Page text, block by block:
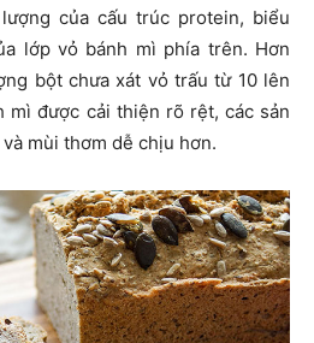
của cấu trúc protein, biểu
lớp vỏ bánh mì phía trên. Hơn
bột chưa xát vỏ trấu từ 10 lên
mì được cải thiện rõ rệt, các sản
mùi thơm dễ chịu hơn.